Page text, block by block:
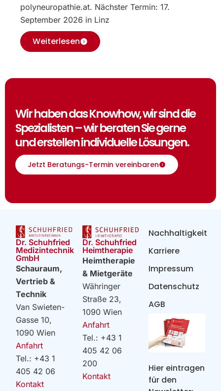
polyneuropathie.at. Nächster Termin: 17.
September 2026 in Linz
Weiterlesen
Wir haben das Knowhow, wir sind die
Spezialisten – wir beraten Sie gerne
und erstellen individuelle Lösungen.
Jetzt Beratungs-Termin vereinbaren
Dr. Schuhfried
Medizintechnik
GmbH
Schauraum,
Vertrieb &
Technik
Van Swieten-
Gasse 10,
1090 Wien
Anfahrt
Tel.: +43 1
405 42 06
Kontakt
Dr. Schuhfried
Heimtherapie
Heimtherapie
& Mietgeräte
Währinger
Straße 23,
1090 Wien
Anfahrt
Tel.: +43 1
405 42 06
200
Kontakt
Hier eintragen
für den
Nachhaltigkeit
Karriere
Impressum
Datenschutz
AGB